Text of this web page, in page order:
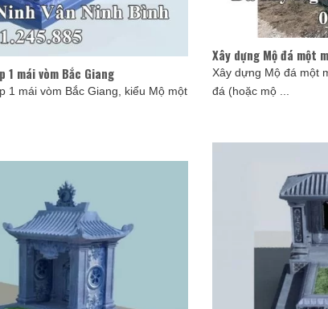
Xây dựng Mộ đá một
Xây dựng Mộ đá một
đá (hoặc mộ ...
1 mái vòm Bắc Giang
1 mái vòm Bắc Giang, kiểu Mộ một